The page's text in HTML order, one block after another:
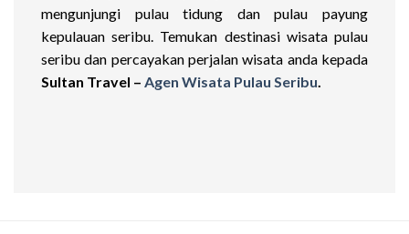
mengunjungi pulau tidung dan pulau payung
kepulauan seribu. Temukan destinasi wisata pulau
seribu dan percayakan perjalan wisata anda kepada
Sultan Travel – Agen Wisata Pulau Seribu